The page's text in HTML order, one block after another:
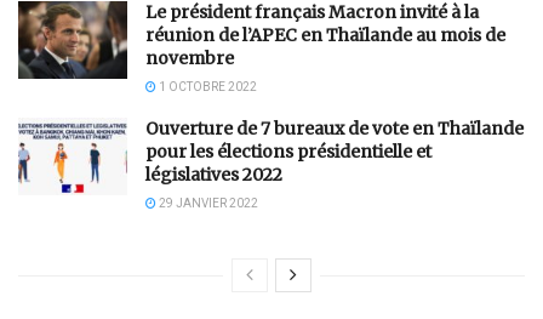
Le président français Macron invité à la
réunion de l’APEC en Thaïlande au mois de
novembre
1 OCTOBRE 2022
Ouverture de 7 bureaux de vote en Thaïlande
pour les élections présidentielle et
législatives 2022
29 JANVIER 2022